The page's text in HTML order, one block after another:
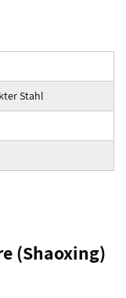
Stahl
(Shaoxing)